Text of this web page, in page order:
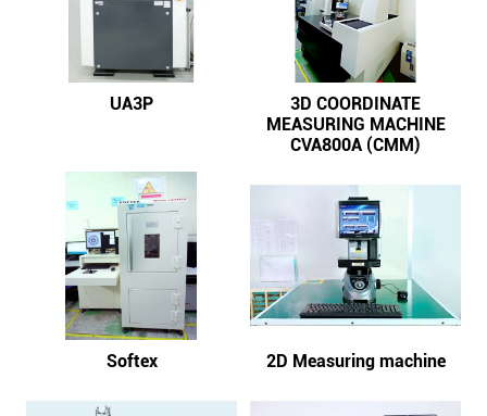
UA3P
3D COORDINATE
MEASURING MACHINE
CVA800A (CMM)
Softex 2D Measuring machine